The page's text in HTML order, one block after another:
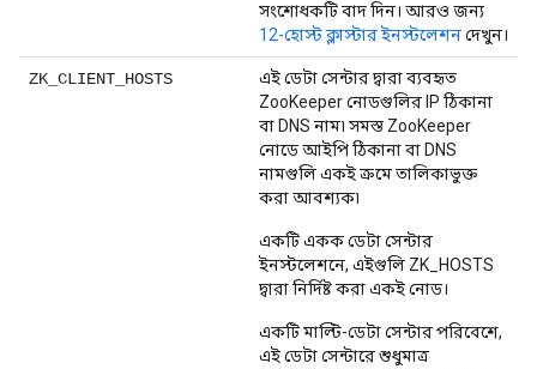
সংশোধকটি বাদ দিন। আরও জন্য
12-হোস্ট ক্লাস্টার ইনস্টলেশনদেখুন।
ZK_CLIENT_HOSTS
এই ডেটা সেন্টার দ্বারা ব্যবহৃত
ZooKeeper নোডগুলির IP ঠিকানা
বা DNS নাম৷ সমস্ত ZooKeeper
নোডে আইপি ঠিকানা বা DNS
নামগুলি একই ক্রমে তালিকাভুক্ত
করা আবশ্যক৷
একটি একক ডেটা সেন্টার
ইনস্টলেশনে, এইগুলি ZK_HOSTS
দ্বারা নির্দিষ্ট করা একই নোড।
একটি মাল্টি-ডেটা সেন্টার পরিবেশে,
এই ডেটা সেন্টারে শুধুমাত্র